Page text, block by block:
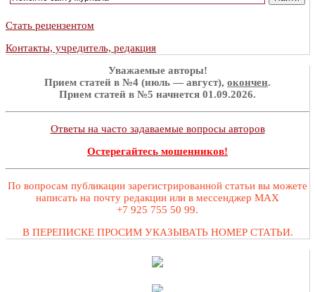
Стать рецензентом
Контакты, учредитель, редакция
Уважаемые авторы!
Прием статей в №4 (июль — август), окончен.
Прием статей в №5 начнется 01.09.2026.
Ответы на часто задаваемые вопросы авторов
Остерегайтесь мошенников!
По вопросам публикации зарегистрированной статьи вы можете
написать на почту редакции или в мессенджер MAX
+7 925 755 50 99.
В ПЕРЕПИСКЕ ПРОСИМ УКАЗЫВАТЬ НОМЕР СТАТЬИ.